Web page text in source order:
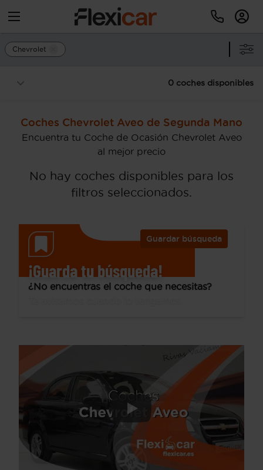
Chevrolet
0 coches disponibles
Coches Chevrolet Aveo de Segunda Mano
Encuentra tu Coche de Ocasión Chevrolet Aveo
al mejor precio
No hay coches disponibles para los
filtros seleccionados.
Guardar búsqueda
¡Guarda tu búsqueda!
¿No encuentras el coche que necesitas?